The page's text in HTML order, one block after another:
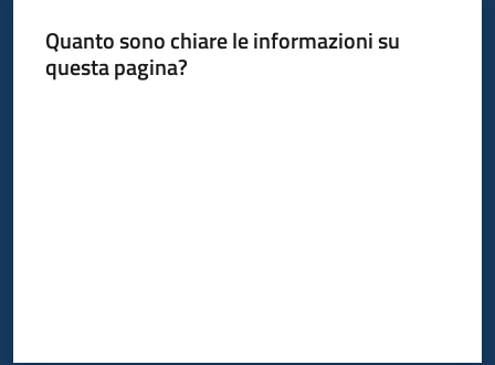
Quanto sono chiare le informazioni su
questa pagina?